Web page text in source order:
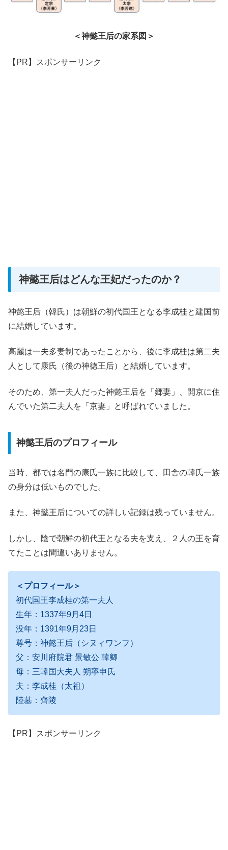
＜神懿王后の家系図＞
【PR】スポンサーリンク
神懿王后はどんな王妃だったのか？
神懿王后（韓氏）は朝鮮の初代国王となる李成桂と建国前
に結婚しています。
高麗は一夫多妻制であったことから、後に李成桂は第二夫
人として康氏（後の神徳王后）と結婚しています。
そのため、第一夫人だった神懿王后を「郷妻」、開京に住
んでいた第二夫人を「京妻」と呼ばれていました。
神懿王后のプロフィール
当時、都では名門の康氏一族に比較して、田舎の韓氏一族
の身分は低いものでした。
また、神懿王后についての詳しい記録は残っていません。
しかし、陰で朝鮮の初代王となる夫を支え、２人の王を育
てたことは間違いありません。
＜プロフィール＞
初代国王李成桂の第一夫人
生年：1337年9月4日
没年：1391年9月23日
尊号：神懿王后（シヌィワンフ）
父：安川府院君 景敏公 韓卿
母：三韓国大夫人 朔寧申氏
夫：李成桂（太祖）
陸墓：齊陵
【PR】スポンサーリンク